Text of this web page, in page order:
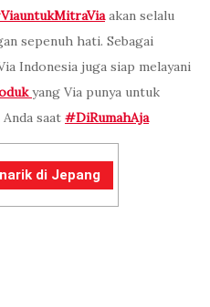
akan selalu
sepenuh hati. Sebagai
Indonesia juga siap melayani
yang Via punya untuk
saat #DiRumahAja
di Jepang